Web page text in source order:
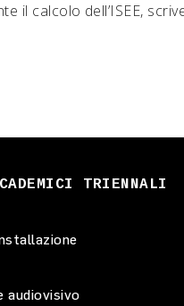
il calcolo dell’ISEE,
TRIENNALI
audiovisivo